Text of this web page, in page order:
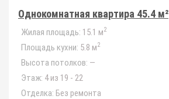
Однокомнатная квартира 45.4 м²
Жилая площадь: 15.1 м2
Площадь кухни: 5.8 м2
Высота потолков: —
Этаж: 4 из 19 - 22
Отделка: Без ремонта